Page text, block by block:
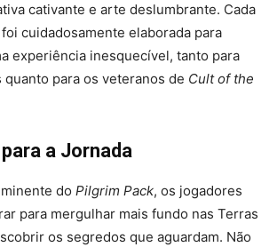
cativante e arte deslumbrante. Cada
cuidadosamente elaborada para
experiência inesquecível, tanto para
para os veteranos de Cult of the
a Jornada
do Pilgrim Pack, os jogadores
para mergulhar mais fundo nas Terras
os segredos que aguardam. Não